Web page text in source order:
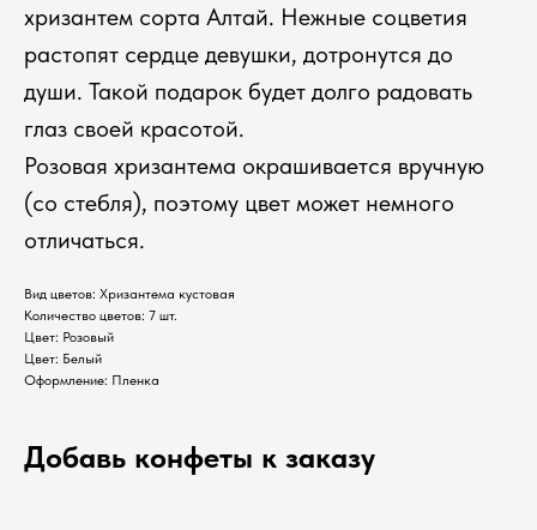
хризантем сорта Алтай. Нежные соцветия
растопят сердце девушки, дотронутся до
души. Такой подарок будет долго радовать
глаз своей красотой.
Розовая хризантема окрашивается вручную
(со стебля), поэтому цвет может немного
отличаться.
Вид цветов: Хризантема кустовая
Количество цветов: 7 шт.
Цвет: Розовый
Цвет: Белый
Оформление: Пленка
Добавь конфеты к заказу